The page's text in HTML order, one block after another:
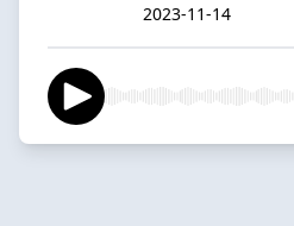
2023-11-14